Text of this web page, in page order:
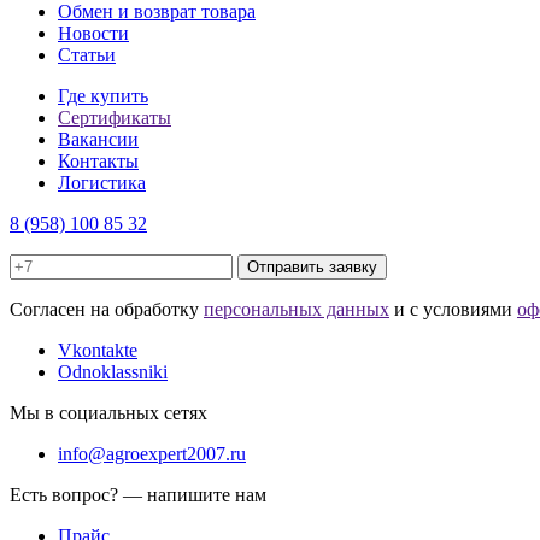
Обмен и возврат товара
Новости
Статьи
Где купить
Сертификаты
Вакансии
Контакты
Логистика
8 (958) 100 85 32
Отправить заявку
Cогласен на обработку персональных данных и с условиями
Vkontakte
Odnoklassniki
Мы в социальных сетях
info@agroexpert2007.ru
Есть вопрос? — напишите нам
Прайс